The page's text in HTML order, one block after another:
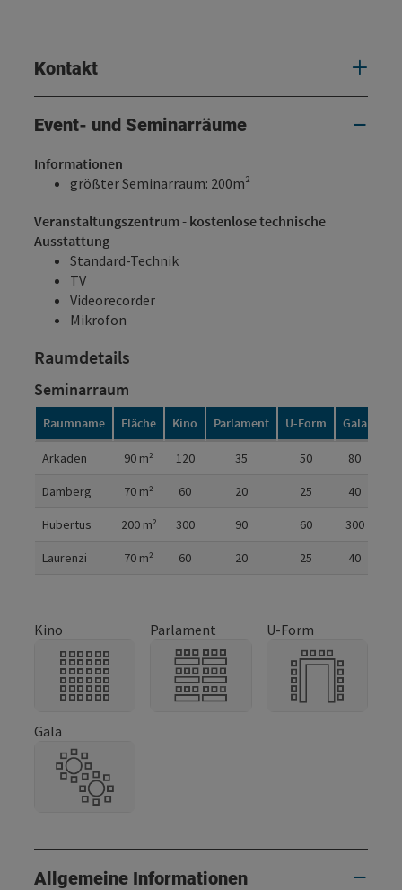
Kontakt
Event- und Seminarräume
Informationen
größter Seminarraum: 200m²
Veranstaltungszentrum - kostenlose technische
Ausstattung
Standard-Technik
TV
Videorecorder
Mikrofon
Raumdetails
Seminarraum
Raumname Fläche Kino Parlament U-Form Gala
Arkaden 90 m² 120 35 50 80
Damberg 70 m² 60 20 25 40
Hubertus 200m² 300 90 60 300
Laurenzi 70 m² 60 20 25 40
Kino Parlament U-Form
Gala
Allgemeine Informationen